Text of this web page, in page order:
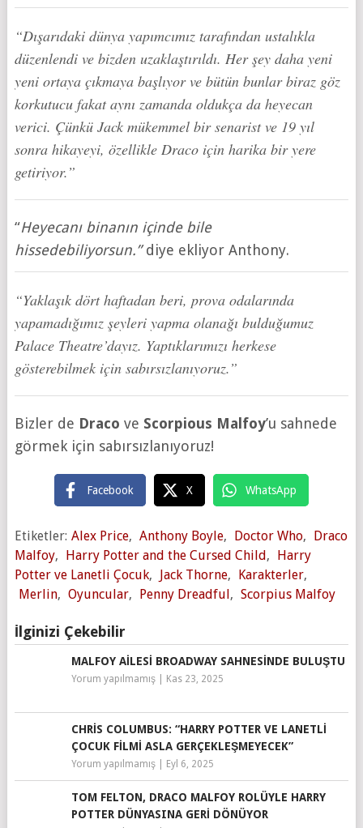
“Dışarıdaki dünya yapımcımız tarafından ustalıkla
düzenlendi ve bizden uzaklaştırıldı. Her şey daha yeni
yeni ortaya çıkmaya başlıyor ve bütün bunlar biraz göz
korkutucu fakat aynı zamanda oldukça da heyecan
verici. Çünkü Jack mükemmel bir senarist ve 19 yıl
sonra hikayeyi, özellikle Draco için harika bir yere
getiriyor.”
“Heyecanı binanın içinde bile
hissedebiliyorsun.”diye ekliyor Anthony.
“Yaklaşık dört haftadan beri, prova odalarında
yapamadığımız şeyleri yapma olanağı bulduğumuz
Palace Theatre’dayız. Yaptıklarımızı herkese
gösterebilmek için sabırsızlanıyoruz.”
Bizler de Draco ve Scorpious Malfoy’u sahnede
görmek için sabırsızlanıyoruz!
Facebook X WhatsApp
Etiketler: Alex Price, Anthony Boyle, Doctor Who, Draco
Malfoy, Harry Potter and the Cursed Child, Harry
Potter ve Lanetli Çocuk, Jack Thorne, Karakterler,
Merlin, Oyuncular, Penny Dreadful, Scorpius Malfoy
İlginizi Çekebilir
MALFOY AILESI BROADWAY SAHNESINDE BULUŞTU
Yorum yapılmamış| Kas 23, 2025
CHRIS COLUMBUS: “HARRY POTTER VE LANETLI
ÇOCUK FILMI ASLA GERÇEKLEŞMEYECEK”
Yorum yapılmamış| Eyl 6, 2025
TOM FELTON, DRACO MALFOY ROLÜYLE HARRY
POTTER DÜNYASINA GERI DÖNÜYOR